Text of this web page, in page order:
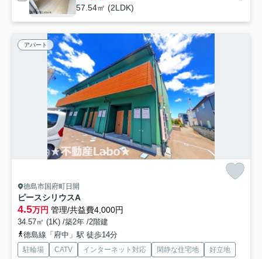
57.54㎡ (2LDK)
アパート
徳島市国府町日開
ピースシリウスA
4.5万円 管理/共益費4,000円
34.57㎡ (1K) /築2年 /2階建
徳島線「府中」駅 徒歩14分
駐輪場 CATV インターネット対応 閑静な住宅地 好立地